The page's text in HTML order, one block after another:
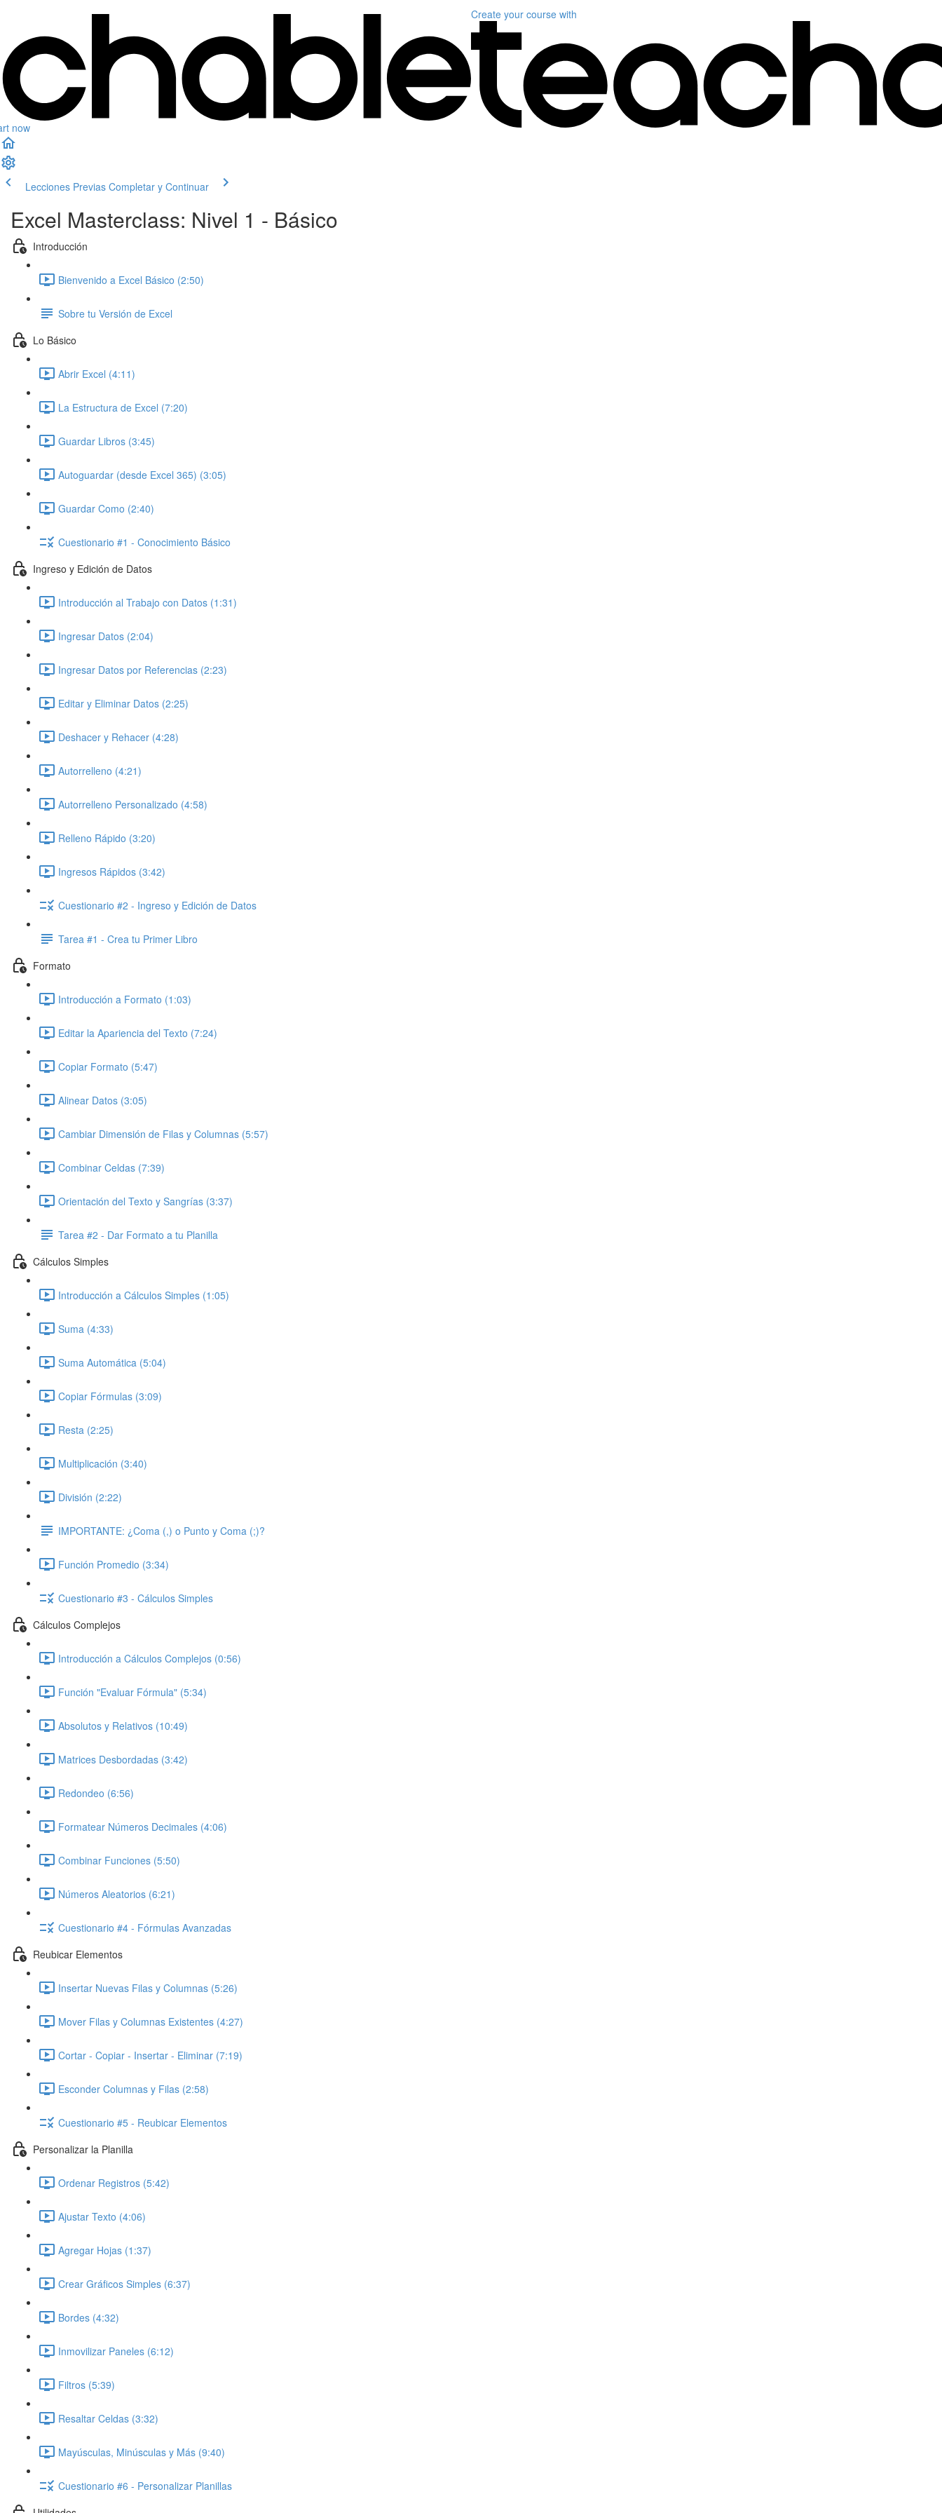
now
Create your course with
Lecciones Previas Completar y Continuar
Excel Masterclass: Nivel 1 - Básico
Introducción
Bienvenido a Excel Básico (2:50)
Sobre tu Versión de Excel
Lo Básico
Abrir Excel (4:11)
La Estructura de Excel (7:20)
Guardar Libros (3:45)
Autoguardar (desde Excel 365) (3:05)
Guardar Como (2:40)
Cuestionario #1 - Conocimiento Básico
Ingreso y Edición de Datos
Introducción al Trabajo con Datos (1:31)
Ingresar Datos (2:04)
Ingresar Datos por Referencias (2:23)
Editar y Eliminar Datos (2:25)
Deshacer y Rehacer (4:28)
Autorrelleno (4:21)
Autorrelleno Personalizado (4:58)
Relleno Rápido (3:20)
Ingresos Rápidos (3:42)
Cuestionario #2 - Ingreso y Edición de Datos
Tarea #1 - Crea tu Primer Libro
Formato
Introducción a Formato (1:03)
Editar la Apariencia del Texto (7:24)
Copiar Formato (5:47)
Alinear Datos (3:05)
Cambiar Dimensión de Filas y Columnas (5:57)
Combinar Celdas (7:39)
Orientación del Texto y Sangrías (3:37)
Tarea #2 - Dar Formato a tu Planilla
Cálculos Simples
Introducción a Cálculos Simples (1:05)
Suma (4:33)
Suma Automática (5:04)
Copiar Fórmulas (3:09)
Resta (2:25)
Multiplicación (3:40)
División (2:22)
IMPORTANTE: ¿Coma (,) o Punto y Coma (;)?
Función Promedio (3:34)
Cuestionario #3 - Cálculos Simples
Cálculos Complejos
Introducción a Cálculos Complejos (0:56)
Función "Evaluar Fórmula" (5:34)
Absolutos y Relativos (10:49)
Matrices Desbordadas (3:42)
Redondeo (6:56)
Formatear Números Decimales (4:06)
Combinar Funciones (5:50)
Números Aleatorios (6:21)
Cuestionario #4 - Fórmulas Avanzadas
Reubicar Elementos
Insertar Nuevas Filas y Columnas (5:26)
Mover Filas y Columnas Existentes (4:27)
Cortar - Copiar - Insertar - Eliminar (7:19)
Esconder Columnas y Filas (2:58)
Cuestionario #5 - Reubicar Elementos
Personalizar la Planilla
Ordenar Registros (5:42)
Ajustar Texto (4:06)
Agregar Hojas (1:37)
Crear Gráficos Simples (6:37)
Bordes (4:32)
Inmovilizar Paneles (6:12)
Filtros (5:39)
Resaltar Celdas (3:32)
Mayúsculas, Minúsculas y Más (9:40)
Cuestionario #6 - Personalizar Planillas